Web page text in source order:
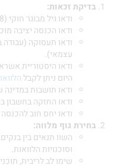
בדיקת זכאות:
ודאו גיל מבוגר חוקי (18 או 21, תלוי במיקום).
ודאו הכנסה יציבה מוכחת.
ודאו תעסוקה (עבודה במשרה
ודאו היסטוריית אשראי סבירה
היום ניתן לקבל הלוואות גם
ודאו תושבות במדינה שבה פועל
ודאו החזקה בחשבון בנק תקף.
ודאו יחס חוב להכנסה סביר.
בחירת גוף מלווה:
השוו תנאים בין בנקים, מוסדות
וסוכנויות הלוואות.
שימו לב לריבית, תוכניות